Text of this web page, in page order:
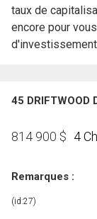
taux de
encore pour
45 DRIFTWOOD
814 900 $ 4
Remarques :
(id:27)